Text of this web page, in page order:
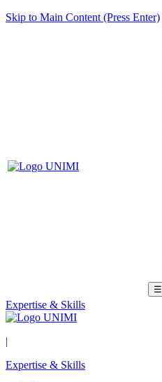
Skip to Main Content (Press Enter)
☰
Expertise & Skills
|
Expertise & Skills